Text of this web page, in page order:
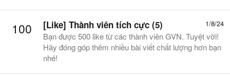
100 1/8/24
[Like] Thành viên tích cực (5)
Bạn được 500 like từ các thành viên GVN. Tuyệt vời!
Hãy đóng góp thêm nhiều bài viết chất lượng hơn bạn
nhé!